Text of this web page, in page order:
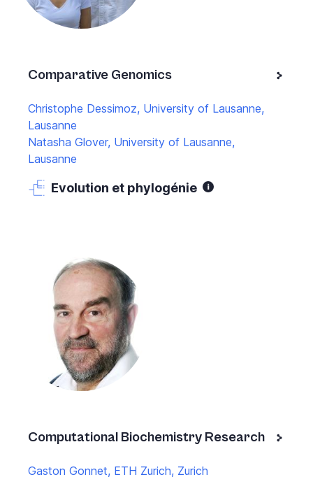
Comparative Genomics
Christophe Dessimoz, University of Lausanne,
Lausanne
Natasha Glover, University of Lausanne,
Lausanne
Evolution et phylogénie
Computational Biochemistry Research
Gaston Gonnet, ETH Zurich, Zurich